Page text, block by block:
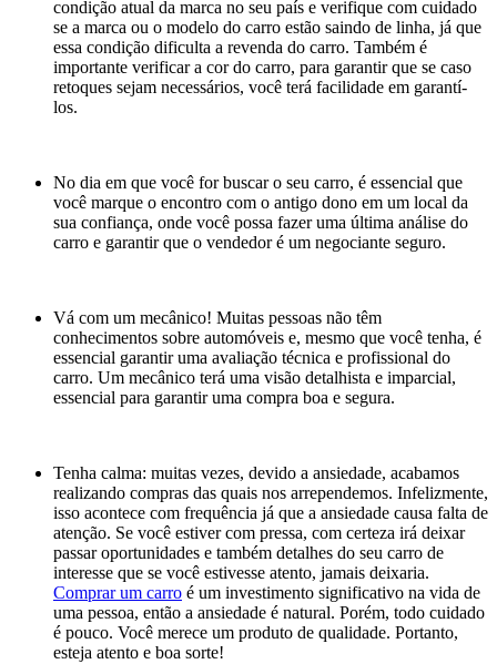
condição atual da marca no seu país e verifique com cuidado
se a marca ou o modelo do carro estão saindo de linha, já que
essa condição dificulta a revenda do carro. Também é
importante verificar a cor do carro, para garantir que se caso
retoques sejam necessários, você terá facilidade em garantí-
los.
No dia em que você for buscar o seu carro, é essencial que
você marque o encontro com o antigo dono em um local da
sua confiança, onde você possa fazer uma última análise do
carro e garantir que o vendedor é um negociante seguro.
Vá com um mecânico! Muitas pessoas não têm
conhecimentos sobre automóveis e, mesmo que você tenha, é
essencial garantir uma avaliação técnica e profissional do
carro. Um mecânico terá uma visão detalhista e imparcial,
essencial para garantir uma compra boa e segura.
Tenha calma: muitas vezes, devido a ansiedade, acabamos
realizando compras das quais nos arrependemos. Infelizmente,
isso acontece com frequência já que a ansiedade causa falta de
atenção. Se você estiver com pressa, com certeza irá deixar
passar oportunidades e também detalhes do seu carro de
interesse que se você estivesse atento, jamais deixaria.
Comprar um carro é um investimento significativo na vida de
uma pessoa, então a ansiedade é natural. Porém, todo cuidado
é pouco. Você merece um produto de qualidade. Portanto,
esteja atento e boa sorte!